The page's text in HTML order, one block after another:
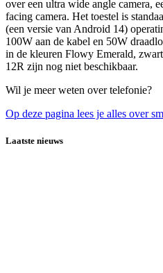
over een ultra wide angle camera,
facing camera. Het toestel is
(een versie van Android 14)
100W aan de kabel en 50W
in de kleuren Flowy Emerald,
12R zijn nog niet beschikbaar.
Wil je meer weten over telefonie?
Op deze pagina lees je alles over
Laatste nieuws